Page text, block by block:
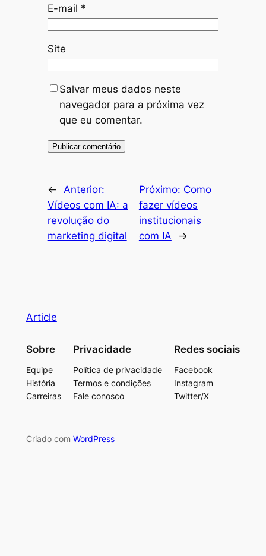
E-mail *
Site
Salvar meus dados neste
navegador para a próxima vez
que eu comentar.
← Anterior:
Vídeos com IA: a
revolução do
marketing digital
Próximo: Como
fazer vídeos
institucionais
com IA
→
Article
Sobre
Equipe
História
Carreiras
Privacidade
Política de privacidade
Termos e condições
Fale conosco
Redes sociais
Facebook
Instagram
Twitter/X
Criado com WordPress